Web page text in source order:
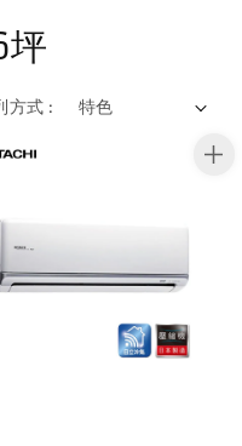
坪
方式 :